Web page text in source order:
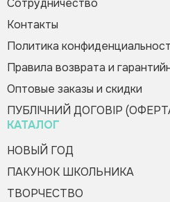
Оформить
Сотрудничество
Контакты
Политика
Правила возврата и
Оптовые заказы и скидки
ПУБЛІЧНИЙ ДОГОВІР
КАТАЛОГ
НОВЫЙ ГОД
ПАКУНОК ШКОЛЬНИКА
ТВОРЧЕСТВО